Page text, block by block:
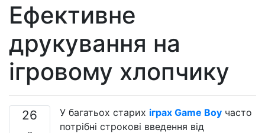
Ефективне
друкування на
ігровому хлопчику
26 У багатьох старих іграх Game Boy часто
потрібні строкові введення від